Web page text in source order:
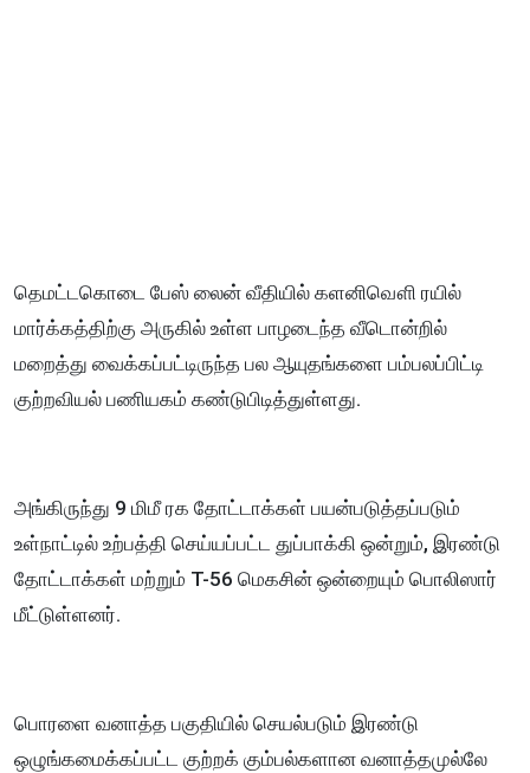
தெமட்டகொடை பேஸ் லைன் வீதியில் களனிவௌி ரயில்
மார்க்கத்திற்கு அருகில் உள்ள பாழடைந்த வீடொன்றில்
மறைத்து வைக்கப்பட்டிருந்த பல ஆயுதங்களை பம்பலப்பிட்டி
குற்றவியல் பணியகம் கண்டுபிடித்துள்ளது.
அங்கிருந்து 9 மிமீ ரக தோட்டாக்கள் பயன்படுத்தப்படும்
உள்நாட்டில் உற்பத்தி செய்யப்பட்ட துப்பாக்கி ஒன்றும், இரண்டு
தோட்டாக்கள் மற்றும் T-56 மெகசின் ஒன்றையும் பொலிஸார்
மீட்டுள்ளனர்.
பொரளை வனாத்த பகுதியில் செயல்படும் இரண்டு
ஒழுங்கமைக்கப்பட்ட குற்றக் கும்பல்களான வனாத்தமுல்லே